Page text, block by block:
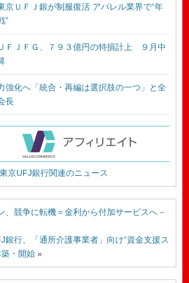
京ＵＦＪ銀が制服復活 アパレル業界で“年
”
ＦＪＦＧ、７９３億円の特損計上 ９月中
強化へ「統合・再編は選択肢の一つ」と全
長
京UFJ銀行関連のニュース
、競争に転機＝金利から付加サービスへ－
銀行、「通所介護事業者」向け”資金支援ス
築・開始 »